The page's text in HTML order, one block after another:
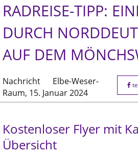
RADREISE-TIPP:
DURCH
AUF DEM
Nachricht
Elbe-Weser-
Raum, 15. Januar 2024
Kostenloser Flyer mit
Übersicht